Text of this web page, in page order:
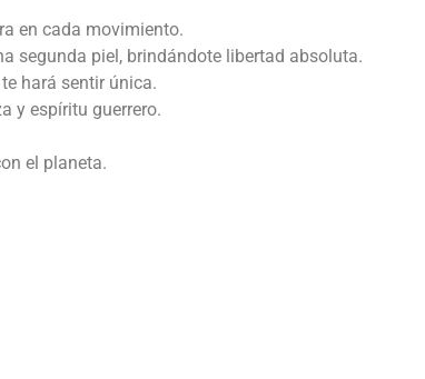
en cada movimiento.
segunda piel, brindándote libertad absoluta.
hará sentir única.
y espíritu guerrero.
el planeta.